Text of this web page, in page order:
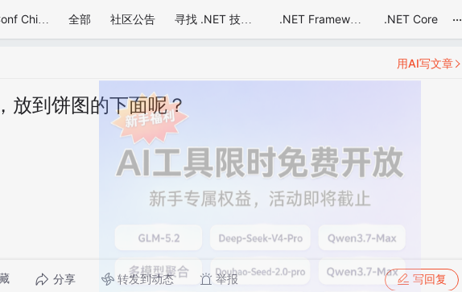
.NET Conf China 全部 社区公告 寻找 .NET 技术达人 .NET Framework .NET Core ...
放到饼图的下面呢？
分享 转发到动态 举报 写回复
用AI写文章